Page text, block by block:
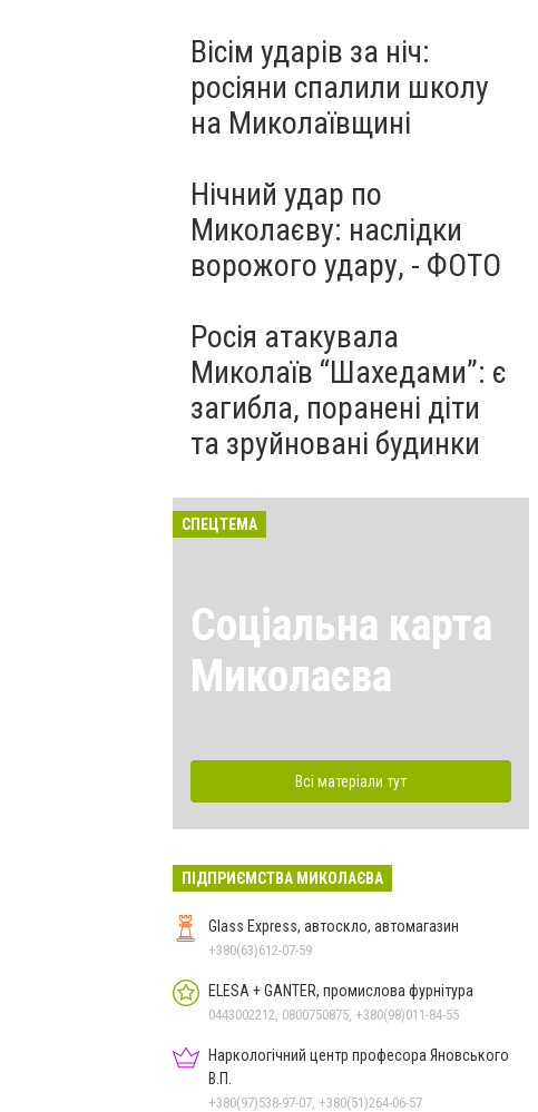
Вісім ударів за ніч:
росіяни спалили школу
на Миколаївщині
Нічний удар по
Миколаєву: наслідки
ворожого удару, - ФОТО
Росія атакувала
Миколаїв “Шахедами”: є
загибла, поранені діти
та зруйновані будинки
СПЕЦТЕМА
Соціальна карта
Миколаєва
Всі матеріали тут
ПІДПРИЄМСТВА МИКОЛАЄВА
Glass Express, автоскло, автомагазин
+380(63)612-07-59
ELESA + GANTER, промислова фурнітура
0443002212, 0800750875, +380(98)011-84-55
Наркологічний центр професора Яновського
В.П.
+380(97)538-97-07, +380(51)264-06-57